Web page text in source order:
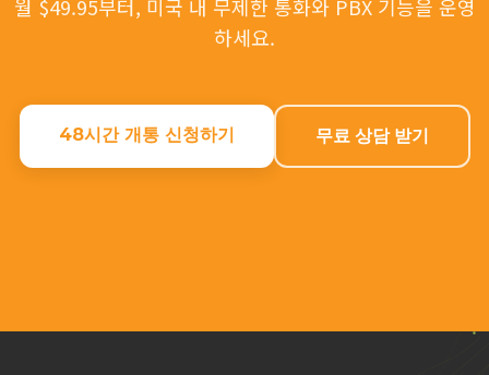
월 $49.95부터, 미국 내 무제한 통화와 PBX 기능을 운영
하세요.
48시간 개통 신청하기 무료 상담 받기